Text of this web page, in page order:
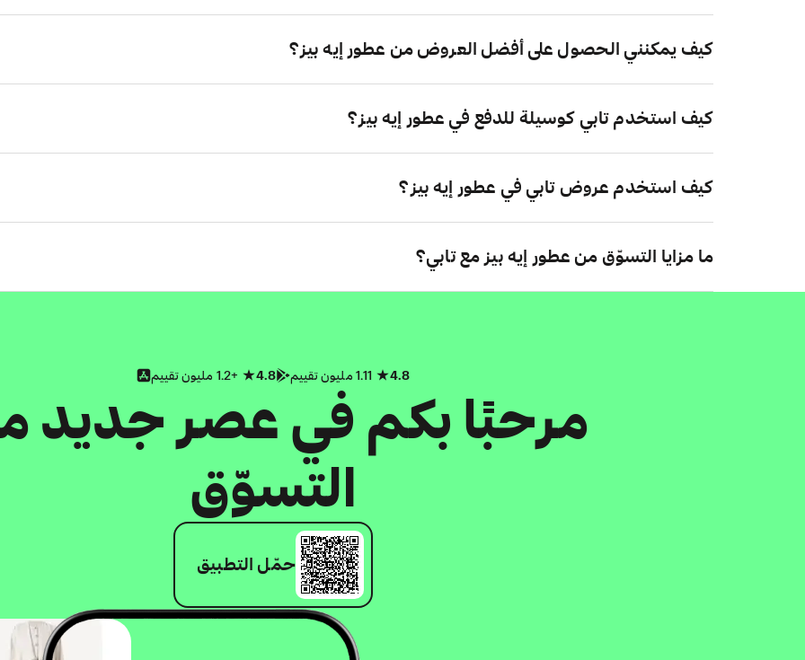
كيف يمكنني الحصول على أفضل العروض من عطور إيه بيز؟
كيف استخدم تابي كوسيلة للدفع في عطور إيه بيز؟
كيف استخدم عروض تابي في عطور إيه بيز؟
ما مزايا التسوّق من عطور إيه بيز مع تابي؟
4.8
4.8 +1.2 مليون تقييم
مرحبًا بكم في عصر جديد
التسوّق
حمّل التطبيق